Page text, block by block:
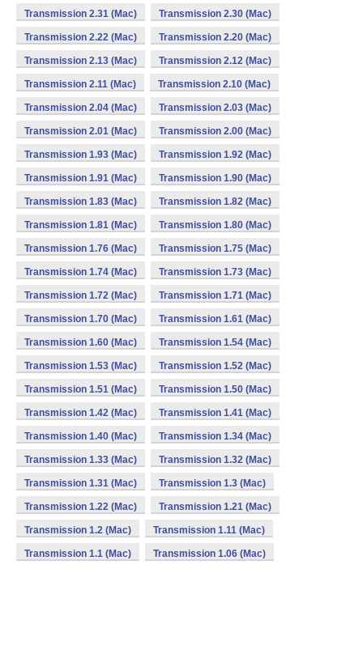
Transmission 2.31 (Mac) Transmission 2.30 (Mac)
Transmission 2.22 (Mac) Transmission 2.20 (Mac)
Transmission 2.13 (Mac) Transmission 2.12 (Mac)
Transmission 2.11 (Mac) Transmission 2.10 (Mac)
Transmission 2.04 (Mac) Transmission 2.03 (Mac)
Transmission 2.01 (Mac) Transmission 2.00 (Mac)
Transmission 1.93 (Mac) Transmission 1.92 (Mac)
Transmission 1.91 (Mac) Transmission 1.90 (Mac)
Transmission 1.83 (Mac) Transmission 1.82 (Mac)
Transmission 1.81 (Mac) Transmission 1.80 (Mac)
Transmission 1.76 (Mac) Transmission 1.75 (Mac)
Transmission 1.74 (Mac) Transmission 1.73 (Mac)
Transmission 1.72 (Mac) Transmission 1.71 (Mac)
Transmission 1.70 (Mac) Transmission 1.61 (Mac)
Transmission 1.60 (Mac) Transmission 1.54 (Mac)
Transmission 1.53 (Mac) Transmission 1.52 (Mac)
Transmission 1.51 (Mac) Transmission 1.50 (Mac)
Transmission 1.42 (Mac) Transmission 1.41 (Mac)
Transmission 1.40 (Mac) Transmission 1.34 (Mac)
Transmission 1.33 (Mac) Transmission 1.32 (Mac)
Transmission 1.31 (Mac) Transmission 1.3 (Mac)
Transmission 1.22 (Mac) Transmission 1.21 (Mac)
Transmission 1.2 (Mac) Transmission 1.11 (Mac)
Transmission 1.1 (Mac) Transmission 1.06 (Mac)